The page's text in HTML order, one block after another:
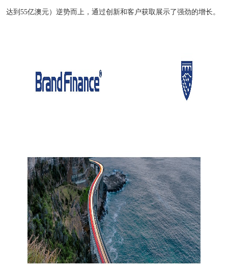
达到55亿澳元）逆势而上，通过创新和客户获取展示了强劲的增长。